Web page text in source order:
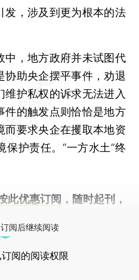
发，涉及到更为根本的法
，地方政府并未试图代
助央企摆平事件，劝退
护私权的诉求无法进入
件的触发点则恰恰是地方
而要求央企在攫取本地资
护责任。“一方水土”终
此优惠订阅 ，随时起刊，
阅后继续阅读
阅的阅读权限